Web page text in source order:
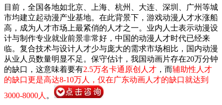
目前，全国各地如北京、上海、杭州、大连、深圳、广州等城
市均建立起动漫产业基地。在此背景下，游戏动漫人才水涨船
高，成为人才市场上最紧俏的人才之一。业内人士表示动漫设
计与制作专业就业前景非常好，中国的动漫人才时代已经来
临。复合技术与设计人才少与庞大的需求市场相比，国内动漫
从业人员数量明显不足。保守估计，我国动画片存在20万分钟
的缺口，这意味着要有2.5万名卡通原创人才 ，而辅助性人才
的缺口更是高达8-10万人，仅在广东动画人才的缺口就达到
3000-8000人 。